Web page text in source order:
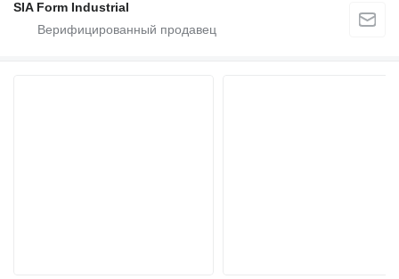
SIA Form Industrial